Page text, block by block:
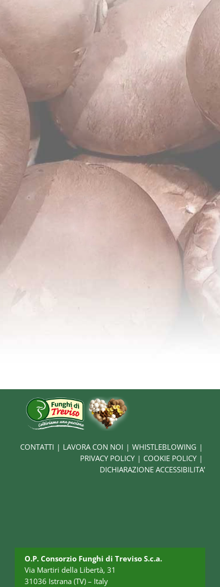
CONTATTI LAVORA CON NOI
WHISTLEBLOWING
PRIVACY POLICY
COOKIE POLICY
DICHIARAZIONE ACCESSIBILITA’
O.P. Consorzio Funghi di Treviso S.c.a.
Via Martiri della Libertà, 31
31036 Istrana (TV) – Italy